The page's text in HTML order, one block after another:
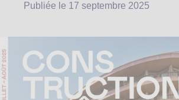
Publiée le 17 septembre 2025